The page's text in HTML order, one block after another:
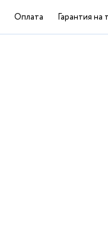
Оплата Гарантия на